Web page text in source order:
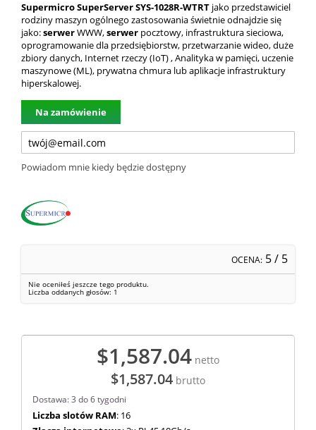
Supermicro SuperServer SYS-1028R-WTRT jako przedstawiciel
rodziny maszyn ogólnego zastosowania świetnie odnajdzie się
jako:serwerWWW,serwer pocztowy, infrastruktura sieciowa,
oprogramowanie dla przedsiębiorstw, przetwarzanie wideo, duże
zbiory danych, Internet rzeczy (IoT) , Analityka w pamięci, uczenie
maszynowe (ML), prywatna chmura lub aplikacje infrastruktury
hiperskalowej.
Na zamówienie
Powiadom mnie kiedy będzie dostępny
OCENA: 5/ 5
Nie oceniłeś jeszcze tego produktu.
Liczba oddanych głosów: 1
$1,587.04 netto
$1,587.04 brutto
Dostawa: 3 do 6 tygodni
Liczba slotów RAM: 16